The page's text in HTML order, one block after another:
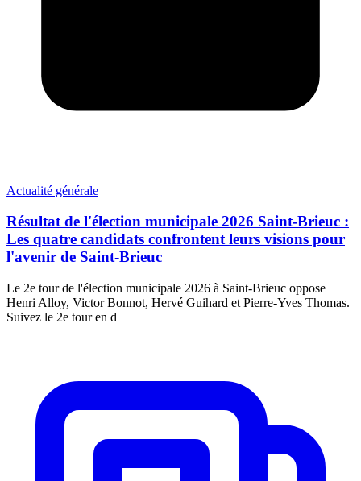
Actualité générale
Résultat de l'élection municipale 2026 Saint-Brieuc :
Les quatre candidats confrontent leurs visions pour
l'avenir de Saint-Brieuc
Le 2e tour de l'élection municipale 2026 à Saint-Brieuc oppose
Henri Alloy, Victor Bonnot, Hervé Guihard et Pierre-Yves Thomas.
Suivez le 2e tour en d